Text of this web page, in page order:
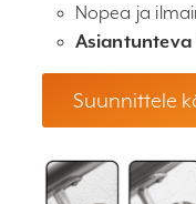
Nopea ja
Suunnittele